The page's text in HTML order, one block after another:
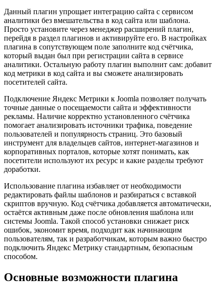
Данный плагин упрощает интеграцию сайта с сервисом
аналитики без вмешательства в код сайта или шаблона.
Просто установите через менеджер расширений плагин,
перейдя в раздел плагинов и активируйте его. В настройках
плагина в сопутствующем поле заполните код счётчика,
который выдан был при регистрации сайта в сервисе
аналитики. Остальную работу плагин выполнит сам: добавит
код метрики в код сайта и вы сможете анализировать
посетителей сайта.
Подключение Яндекс Метрики к Joomla позволяет получать
точные данные о посещаемости сайта и эффективности
рекламы. Наличие корректно установленного счётчика
помогает анализировать источники трафика, поведение
пользователей и популярность страниц. Это базовый
инструмент для владельцев сайтов, интернет-магазинов и
корпоративных порталов, которые хотят понимать, как
посетители используют их ресурс и какие разделы требуют
доработки.
Использование плагина избавляет от необходимости
редактировать файлы шаблонов и разбираться с вставкой
скриптов вручную. Код счётчика добавляется автоматически,
остаётся активным даже после обновления шаблона или
системы Joomla. Такой способ установки снижает риск
ошибок, экономит время, подходит как начинающим
пользователям, так и разработчикам, которым важно быстро
подключить Яндекс Метрику стандартным, безопасным
способом.
Основные возможности плагина